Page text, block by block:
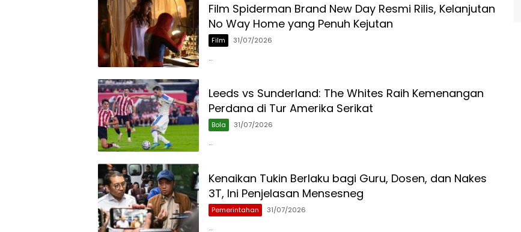
Film Spiderman Brand New Day Resmi Rilis, Kelanjutan
No Way Home yang Penuh Kejutan
Film 31/07/2026
…
Leeds vs Sunderland: The Whites Raih Kemenangan
Perdana di Tur Amerika Serikat
Bola 31/07/2026
…
Kenaikan Tukin Berlaku bagi Guru, Dosen, dan Nakes
3T, Ini Penjelasan Mensesneg
Pemerintahan 31/07/2026
…